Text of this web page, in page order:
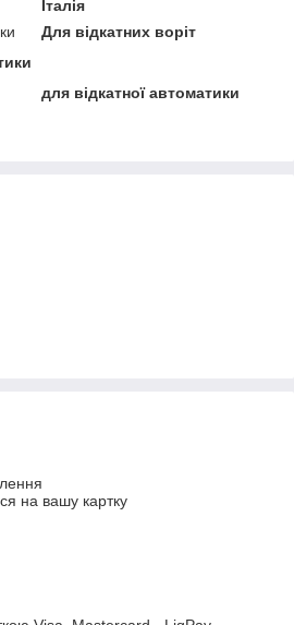
Італія
Для відкатних воріт
для відкатної автоматики
на вашу картку